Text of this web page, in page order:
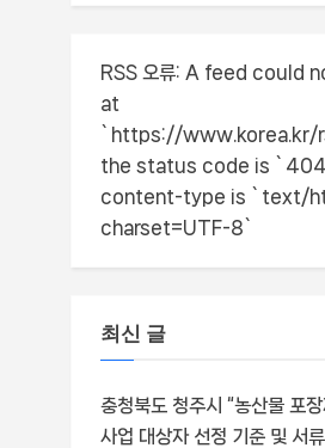
RSS 오류: A feed could
at
`https://www.korea.kr/
the status code is
content-type is `text/
charset=UTF-8`
최신 글
충청북도 청주시 “농산물 포
사업 대상자 선정 기준 및 서류